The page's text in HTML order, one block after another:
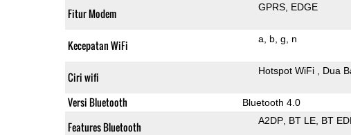
Fitur Modem GPRS EDGE
Kecepatan WiFi a b g n
Ciri wifi Hotspot WiFi Dua
Versi Bluetooth Bluetooth 4.0
Features Bluetooth A2DP BT LE BT